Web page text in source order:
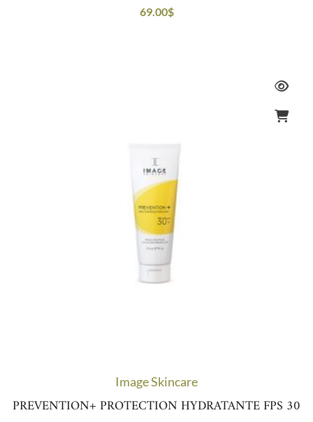
69.00$
Image Skincare
PREVENTION+ PROTECTION HYDRATANTE FPS 30